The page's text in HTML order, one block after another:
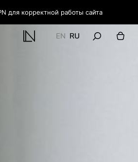
для корректной работы сайта
EN RU